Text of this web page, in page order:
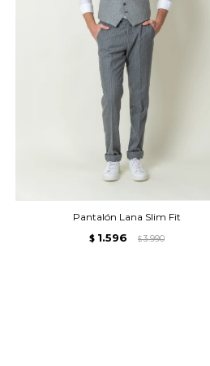
Pantalón Lana Slim Fit
$ 1.596 $ 3.990